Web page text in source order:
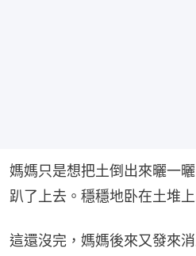
媽媽只是想把土倒出來曬一
趴了上去。穩穩地卧在土堆
這還沒完，媽媽後來又發來